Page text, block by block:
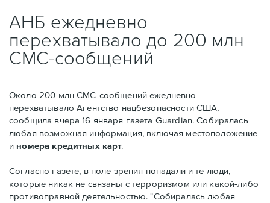
АНБ ежедневно
перехватывало до 200 млн
СМС-сообщений
Около 200 млн СМС-сообщений ежедневно
перехватывало Агентство нацбезопасности США,
сообщила вчера 16 января газета Guardian. Собиралась
любая возможная информация, включая местоположение
и номера кредитных карт.
Согласно газете, в поле зрения попадали и те люди,
которые никак не связаны с терроризмом или какой-либо
противоправной деятельностью. "Собиралась любая